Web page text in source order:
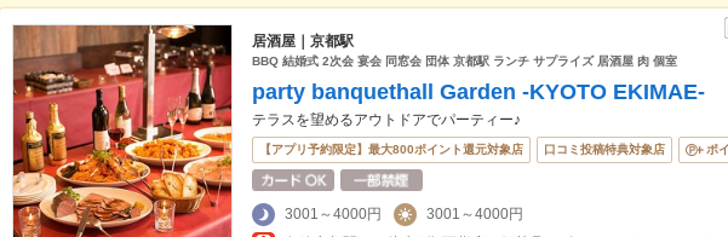
居酒屋｜京都駅
BBQ 結婚式 2次会 宴会 同窓会 団体 京都駅 ランチ サプライズ 居酒屋 肉 個室
party banquethall Garden -KYOTO EKIMAE-
テラスを望めるアウトドアでパーティー♪
【アプリ予約限定】最大800ポイント還元対象店 口コミ投稿特典対象店 ポ
3001～4000円
3001～4000円